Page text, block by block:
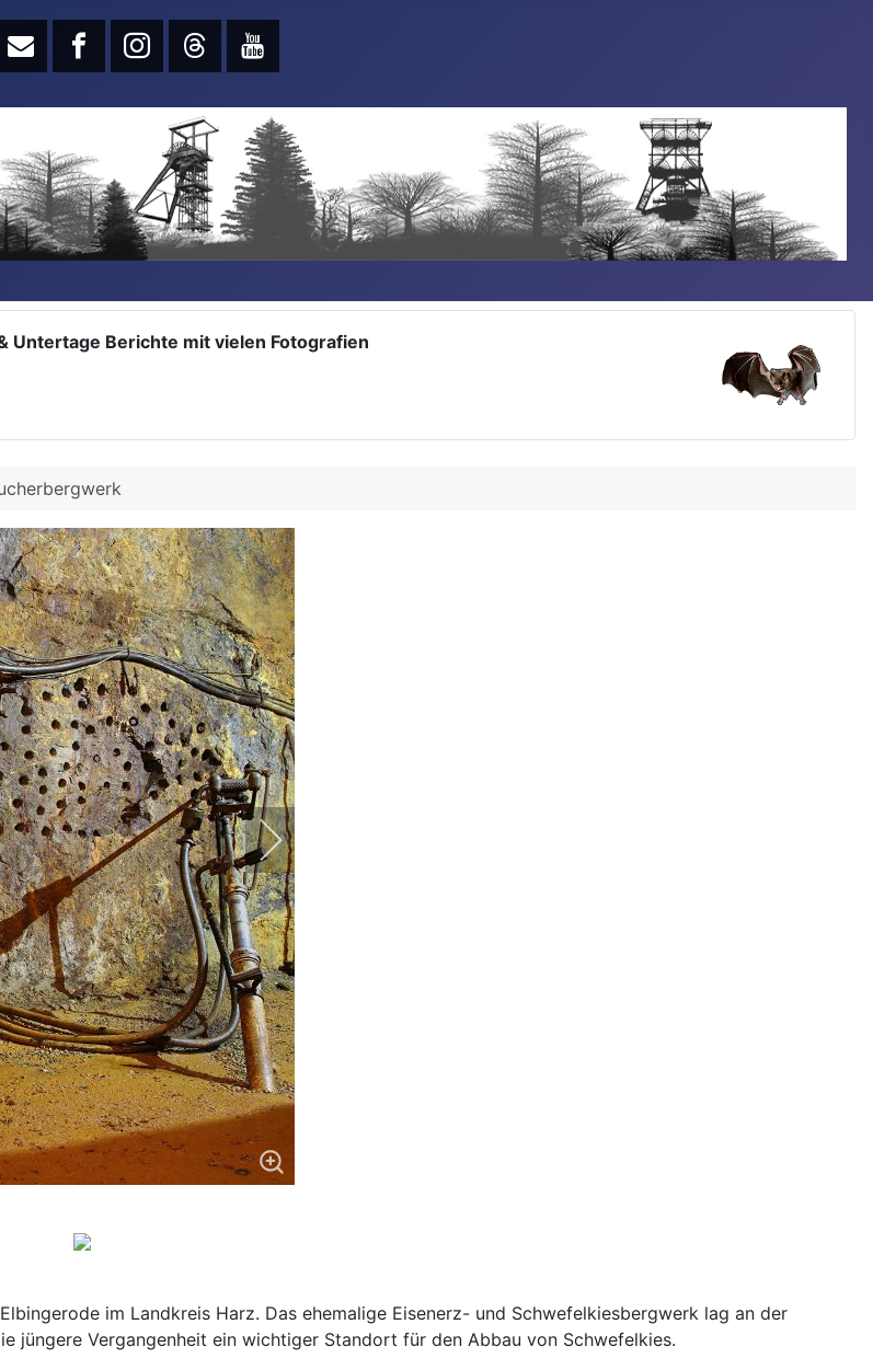
Untertage Berichte mit vielen Fotografien
im Landkreis Harz. Das ehemalige Eisenerz- und Schwefelkiesbergwerk lag an der
jüngere Vergangenheit ein wichtiger Standort für den Abbau von Schwefelkies.